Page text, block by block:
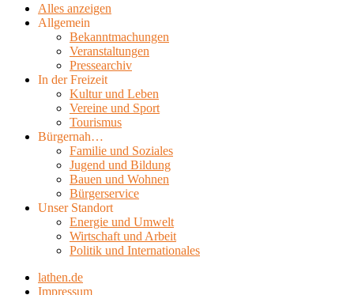
Alles anzeigen
Allgemein
Bekanntmachungen
Veranstaltungen
Pressearchiv
In der Freizeit
Kultur und Leben
Vereine und Sport
Tourismus
Bürgernah…
Familie und Soziales
Jugend und Bildung
Bauen und Wohnen
Bürgerservice
Unser Standort
Energie und Umwelt
Wirtschaft und Arbeit
Politik und Internationales
lathen.de
Impressum